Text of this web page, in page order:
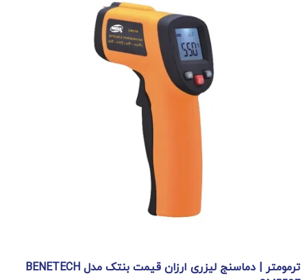
ترمومتر | دماسنج لیزری ارزان قیمت بنتک مدل BENETECH